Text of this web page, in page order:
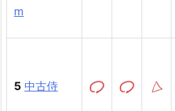
m
5 中古侍